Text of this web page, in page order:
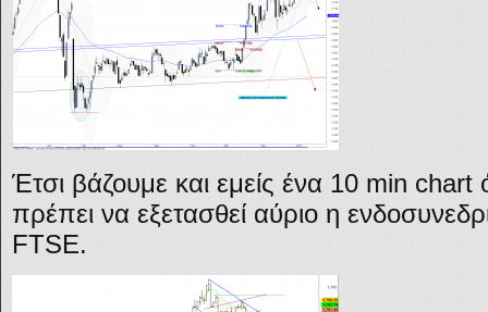
Έτσι βάζουμε και εμείς ένα 10 min
πρέπει να εξετασθεί αύριο η
FTSE.